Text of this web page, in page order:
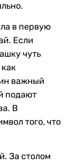
в первую
Если
чуть
важный
подают
В
того, что
За столом